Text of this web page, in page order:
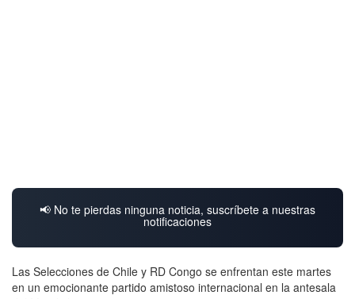
📢 No te pierdas ninguna noticia, suscríbete a nuestras
notificaciones
Las Selecciones de Chile y RD Congo se enfrentan este martes
en un emocionante partido amistoso internacional en la antesala